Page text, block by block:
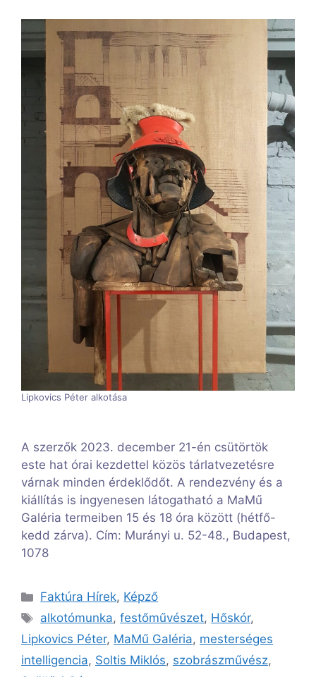
Lipkovics Péter alkotása
A szerzők 2023. december 21-én csütörtök
este hat órai kezdettel közös tárlatvezetésre
várnak minden érdeklődőt. A rendezvény és a
kiállítás is ingyenesen látogatható a MaMű
Galéria termeiben 15 és 18 óra között (hétfő-
kedd zárva). Cím: Murányi u. 52-48., Budapest,
1078
Kategória
Faktúra Hírek, Képző
Címkék
alkotómunka,festőművészet, Hőskór,
Lipkovics Péter, MaMű Galéria, mesterséges
intelligencia, Soltis Miklós, szobrászművész,